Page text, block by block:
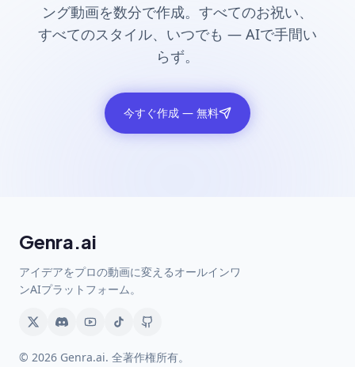
ング動画を数分で作成。すべてのお祝い、
すべてのスタイル、いつでも — AIで手間い
らず。
今すぐ作成 — 無料
Genra.ai
アイデアをプロの動画に変えるオールインワ
ンAIプラットフォーム。
© 2026 Genra.ai. 全著作権所有。